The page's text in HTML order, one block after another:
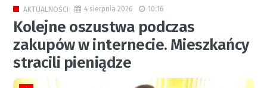
AKTUALNOŚCI 4 sierpnia 2026 10:16
Kolejne oszustwa podczas
zakupów w internecie. Mieszkańcy
stracili pieniądze